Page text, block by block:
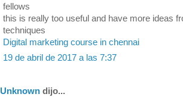
fellows
this is really too useful and have more ideas
techniques
Digital marketing course in chennai
19 de abril de 2017 a las 7:37
Unknown dijo...